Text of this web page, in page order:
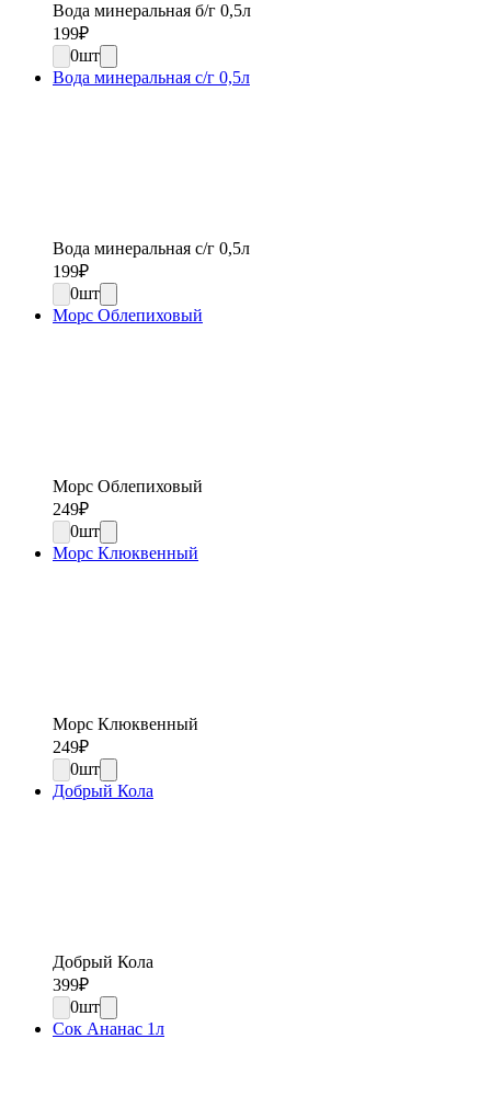
Вода минеральная б/г 0,5л
199₽
0шт
Вода минеральная с/г 0,5л
Вода минеральная с/г 0,5л
199₽
0шт
Морс Облепиховый
Морс Облепиховый
249₽
0шт
Морс Клюквенный
Морс Клюквенный
249₽
0шт
Добрый Кола
Добрый Кола
399₽
0шт
Сок Ананас 1л